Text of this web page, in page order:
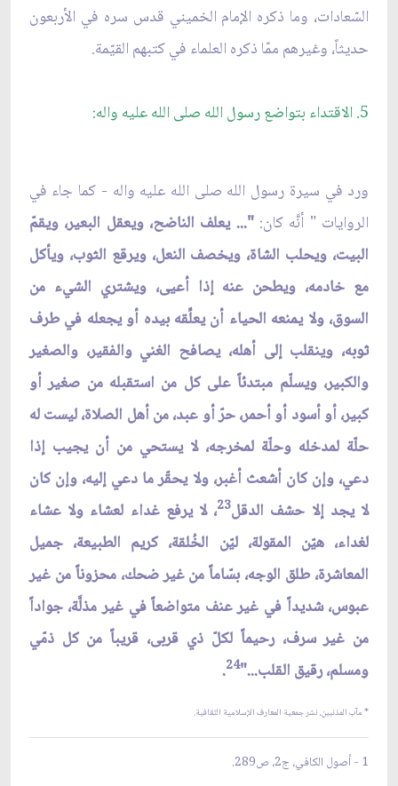
السّعادات، وما ذكره الإمام الخميني قدس سره في الأربعون
حديثاً، وغيرهم ممّا ذكره العلماء في كتبهم القيّمة.
5. الاقتداء بتواضع رسول الله صلى الله عليه واله:
ورد في سيرة رسول الله صلى الله عليه واله - كما جاء في
الروايات " أنَّه كان:"... يعلف الناضح، ويعقل البعير، ويقمّ
البيت، ويحلب الشاة، ويخصف النعل، ويرقع الثوب، ويأكل
مع خادمه، ويطحن عنه إذا أعيى، ويشتري الشيء من
السوق، ولا يمنعه الحياء أن يعلِّقه بيده أو يجعله في طرف
ثوبه، وينقلب إلى أهله، يصافح الغني والفقير، والصغير
والكبير، ويسلّم مبتدئاً على كل من استقبله من صغير أو
كبير، أو أسود أو أحمر، حرّ أو عبد، من أهل الصلاة، ليست له
حلّة لمدخله وحلّة لمخرجه، لا يستحي من أن يجيب إذا
دعي، وإن كان أشعث أغبر، ولا يحقّر ما دعي إليه، وإن كان
لا يجد إلا حشف الدقل23، لا يرفع غداء لعشاء ولا عشاء
لغداء، هيّن المقولة، ليّن الخُلقة، كريم الطبيعة، جميل
المعاشرة، طلق الوجه، بسّاماً من غير ضحك، محزوناً من غير
عبوس، شديداً في غير عنف متواضعاً في غير مذلَّة، جواداً
من غير سرف، رحيماً لكلّ ذي قربى، قريباً من كل ذمّي
ومسلم، رقيق القلب..."24
.
* مآب المذنبين، نشر جمعية المعارف الإسلامية الثقافية.
1 - أصول الكافي، ج2، ص289.